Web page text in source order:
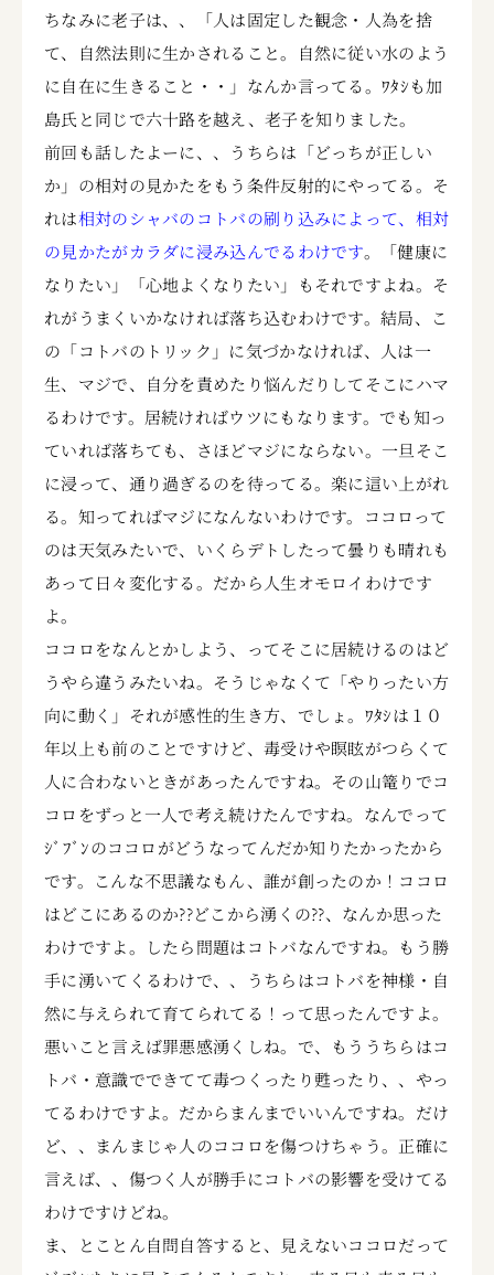
ちなみに老子は、、「人は固定した観念・人為を捨
て、自然法則に生かされること。自然に従い水のよう
に自在に生きること・・」なんか言ってる。ﾜﾀｼも加
島氏と同じで六十路を越え、老子を知りました。
前回も話したよーに、、うちらは「どっちが正しい
か」の相対の見かたをもう条件反射的にやってる。そ
れは相対のシャバのコトバの刷り込みによって、相対
の見かたがカラダに浸み込んでるわけです。「健康に
なりたい」「心地よくなりたい」もそれですよね。そ
れがうまくいかなければ落ち込むわけです。結局、こ
の「コトバのトリック」に気づかなければ、人は一
生、マジで、自分を責めたり悩んだりしてそこにハマ
るわけです。居続ければウツにもなります。でも知っ
ていれば落ちても、さほどマジにならない。一旦そこ
に浸って、通り過ぎるのを待ってる。楽に這い上がれ
る。知ってればマジになんないわけです。ココロって
のは天気みたいで、いくらデトしたって曇りも晴れも
あって日々変化する。だから人生オモロイわけです
よ。
ココロをなんとかしよう、ってそこに居続けるのはど
うやら違うみたいね。そうじゃなくて「やりったい方
向に動く」それが感性的生き方、でしょ。ﾜﾀｼは１０
年以上も前のことですけど、毒受けや瞑眩がつらくて
人に合わないときがあったんですね。その山篭りでコ
コロをずっと一人で考え続けたんですね。なんでって
ｼﾞﾌﾞﾝのココロがどうなってんだか知りたかったから
です。こんな不思議なもん、誰が創ったのか！ココロ
はどこにあるのか??どこから湧くの??、なんか思った
わけですよ。したら問題はコトバなんですね。もう勝
手に湧いてくるわけで、、うちらはコトバを神様・自
然に与えられて育てられてる！って思ったんですよ。
悪いこと言えば罪悪感湧くしね。で、もううちらはコ
トバ・意識でできてて毒つくったり甦ったり、、やっ
てるわけですよ。だからまんまでいいんですね。だけ
ど、、まんまじゃ人のココロを傷つけちゃう。正確に
言えば、、傷つく人が勝手にコトバの影響を受けてる
わけですけどね。
ま、とことん自問自答すると、見えないココロだって